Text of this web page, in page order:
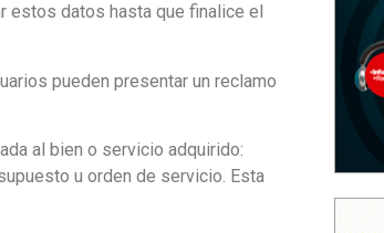
estos datos hasta que finalice el
pueden presentar un reclamo
al bien o servicio adquirido:
u orden de servicio. Esta